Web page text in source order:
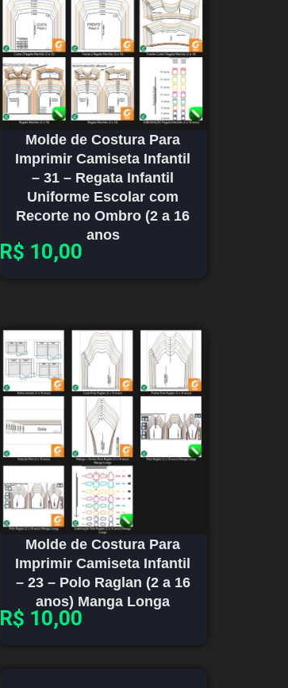
Molde de Costura Para
Imprimir Camiseta Infantil
– 31 – Regata Infantil
Uniforme Escolar com
Recorte no Ombro (2 a 16
anos
R$ 10,00
Molde de Costura Para
Imprimir Camiseta Infantil
– 23 – Polo Raglan (2 a 16
anos) Manga Longa
R$ 10,00